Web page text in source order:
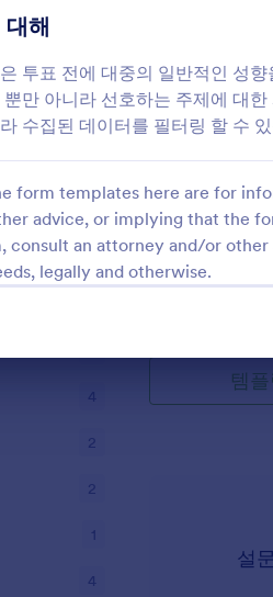
대해
투표 전에 대중의 일반적인 성
만 아니라 선호하는 주제에 대
수집된 데이터를 필터링 할 수
form templates here are for
advice, or implying that the
consult an attorney and/or
legally and otherwise.
입문 설문지
그래픽 작업을
고 웹, 인쇄 및 동
다. 외부에 위탁한
템
설
1
6
4
3
5
4
2
2
1
4